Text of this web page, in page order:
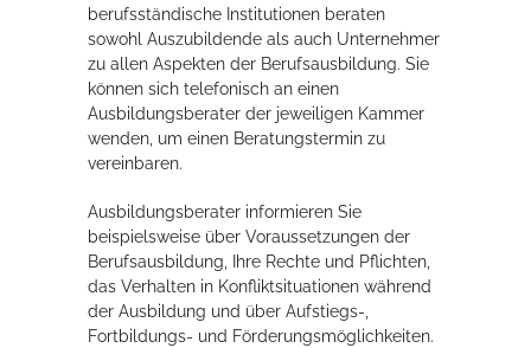
berufsständische Institutionen beraten
sowohl Auszubildende als auch Unternehmer
zu allen Aspekten der Berufsausbildung. Sie
können sich telefonisch an einen
Ausbildungsberater der jeweiligen Kammer
wenden, um einen Beratungstermin zu
vereinbaren.
Ausbildungsberater informieren Sie
beispielsweise über Voraussetzungen der
Berufsausbildung, Ihre Rechte und Pflichten,
das Verhalten in Konfliktsituationen während
der Ausbildung und über Aufstiegs-,
Fortbildungs- und Förderungsmöglichkeiten.